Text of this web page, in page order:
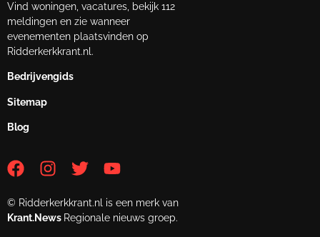
Vind woningen, vacatures, bekijk 112
meldingen en zie wanneer
evenementen plaatsvinden op
Ridderkerkkrant.nl.
Bedrijvengids
Sitemap
Blog
© Ridderkerkkrant.nl is een merk van
Krant.News Regionale nieuws groep.